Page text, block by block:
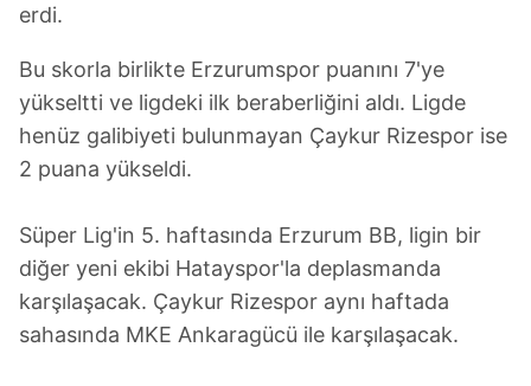
erdi.
Bu skorla birlikte Erzurumspor puanını 7'ye
yükseltti ve ligdeki ilk beraberliğini aldı. Ligde
henüz galibiyeti bulunmayan Çaykur Rizespor ise
2 puana yükseldi.
Süper Lig'in 5. haftasında Erzurum BB, ligin bir
diğer yeni ekibi Hatayspor'la deplasmanda
karşılaşacak. Çaykur Rizespor aynı haftada
sahasında MKE Ankaragücü ile karşılaşacak.